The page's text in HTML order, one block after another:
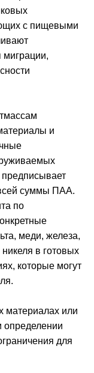
с пищевыми
миграции,
и
суммы ПАА.
по
меди, железа,
в готовых
которые могут
материалах или
определении
для